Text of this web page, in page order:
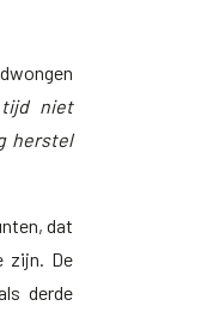
tijd niet
herstel
dat
zijn. De
derde